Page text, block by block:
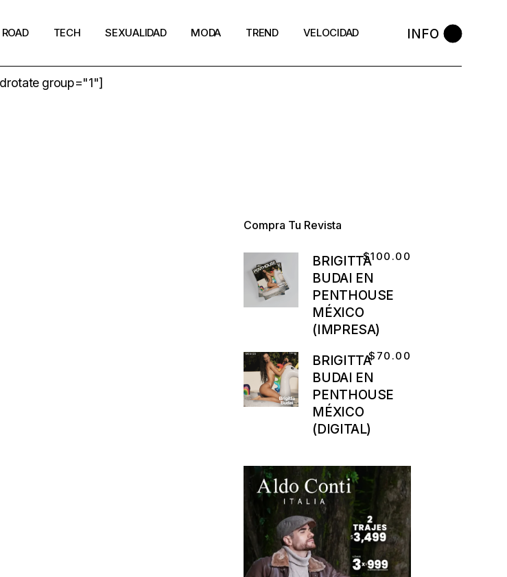
TECH SEXUALIDAD MODA TREND VELOCIDAD INFO
group="1"]
Compra Tu Revista
BRIGITTA
BUDAI EN
PENTHOUSE
MÉXICO
(IMPRESA)
$100.00
BRIGITTA
BUDAI EN
PENTHOUSE
MÉXICO
(DIGITAL)
$ 70.00